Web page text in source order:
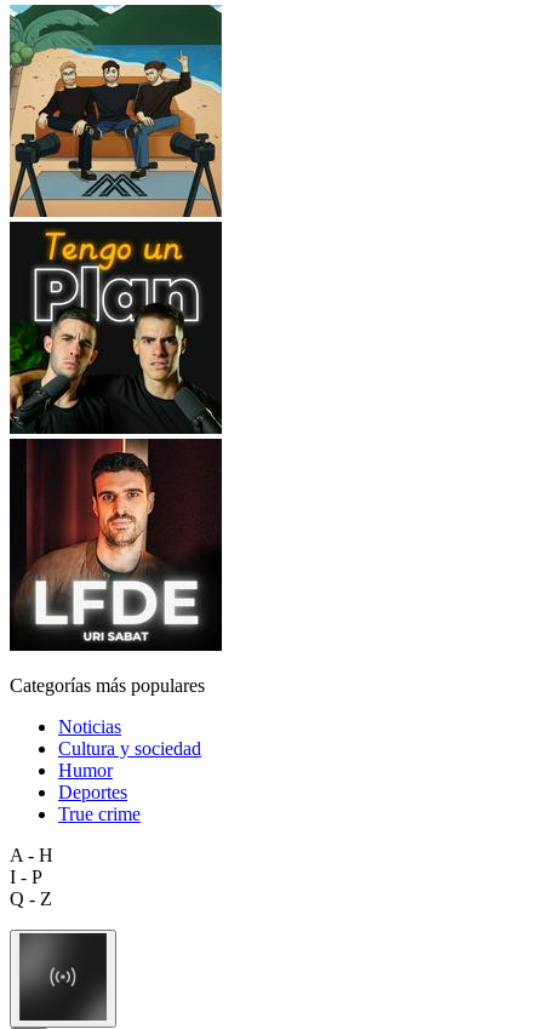
Categorías más populares
Noticias
Cultura y sociedad
Humor
Deportes
True crime
A - H
I - P
Q - Z